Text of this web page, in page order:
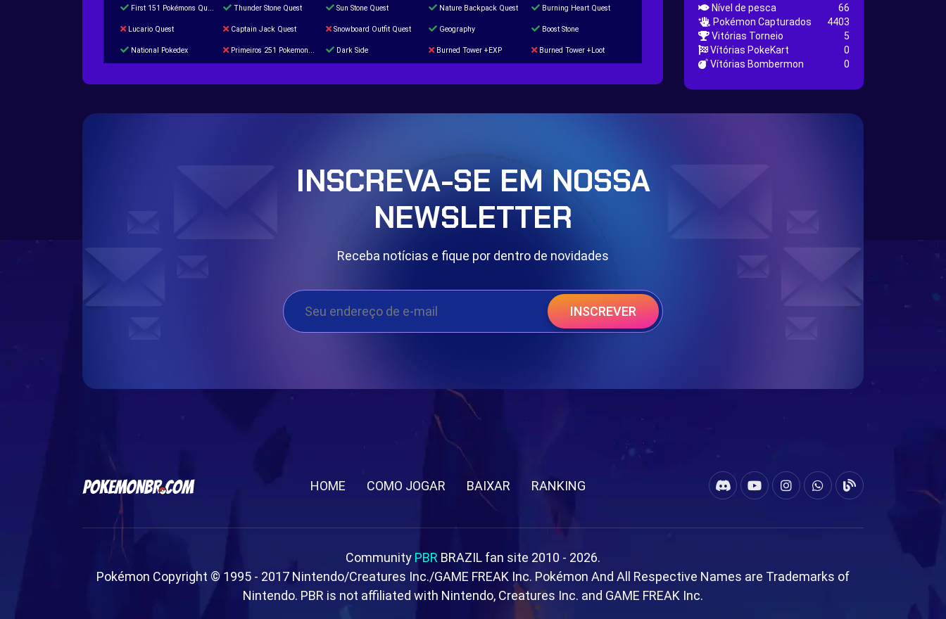
First 151 Pokémons Quest Thunder Stone Quest Sun Stone Quest Nature Backpack Quest Burning Heart Quest
Lucario Quest Captain Jack Quest Snowboard Outfit Quest Geography Boost Stone
National Pokedex Primeiros 251 Pokemons na Pokedex Dark Side Burned Tower +EXP Burned Tower +Loot
Nível de pesca
66
Pokémon Capturados
4403
Vitórias Torneio
5
Vítórias PokeKart
0
Vítórias Bombermon
0
INSCREVA-SE EM NOSSA
NEWSLETTER
Receba notícias e fique por dentro de novidades
INSCREVER
HOME COMO JOGAR BAIXAR RANKING
Community PBR BRAZIL fan site 2010 - 2026.
Pokémon Copyright © 1995 - 2017 Nintendo/Creatures Inc./GAME FREAK Inc. Pokémon And All Respective Names are Trademarks of
Nintendo. PBR is not affiliated with Nintendo, Creatures Inc. and GAME FREAK Inc.